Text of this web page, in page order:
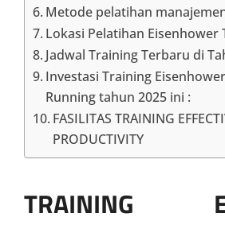
Metode pelatihan
Lokasi Pelatihan Eisenhower
Jadwal Training Terbaru di
Investasi Training
Running tahun 2025 ini :
FASILITAS TRAINING
PRODUCTIVITY
TRAINING